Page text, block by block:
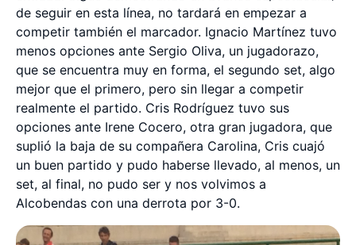
de seguir en esta línea, no tardará en empezar a
competir también el marcador. Ignacio Martínez tuvo
menos opciones ante Sergio Oliva, un jugadorazo,
que se encuentra muy en forma, el segundo set, algo
mejor que el primero, pero sin llegar a competir
realmente el partido. Cris Rodríguez tuvo sus
opciones ante Irene Cocero, otra gran jugadora, que
suplió la baja de su compañera Carolina, Cris cuajó
un buen partido y pudo haberse llevado, al menos, un
set, al final, no pudo ser y nos volvimos a
Alcobendas con una derrota por 3-0.